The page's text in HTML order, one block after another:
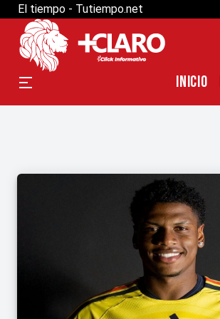
El tiempo - Tutiempo.net
INICIO